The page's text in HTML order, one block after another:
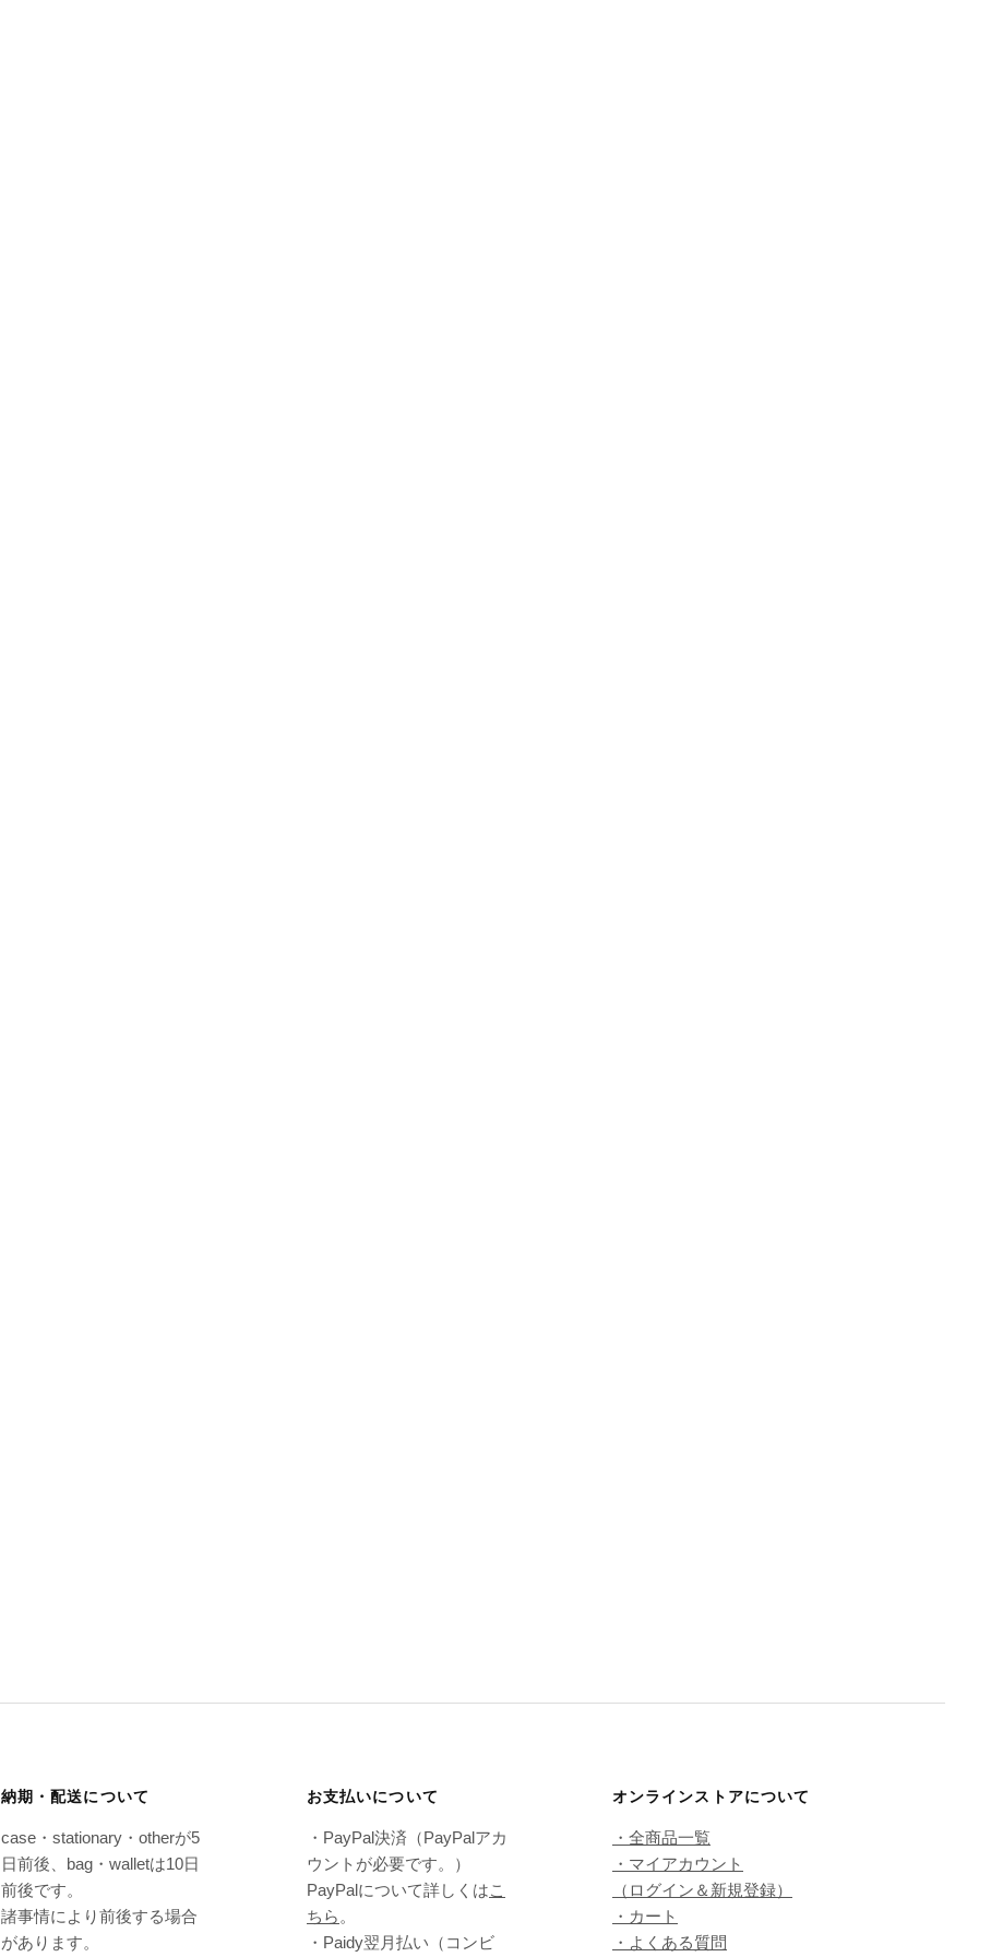
納期・配送について
case・stationary・otherが5
日前後、bag・walletは10日
前後です。
諸事情により前後する場合
があります。
お支払いについて
・PayPal決済（PayPalアカ
ウントが必要です。）
PayPalについて詳しくはこ
ちら 。
・Paidy翌⽉払い（コンビ
オンラインストアについて
・全商品一覧
・マイアカウント
（ログイン＆新規登録）
・カート
・よくある質問